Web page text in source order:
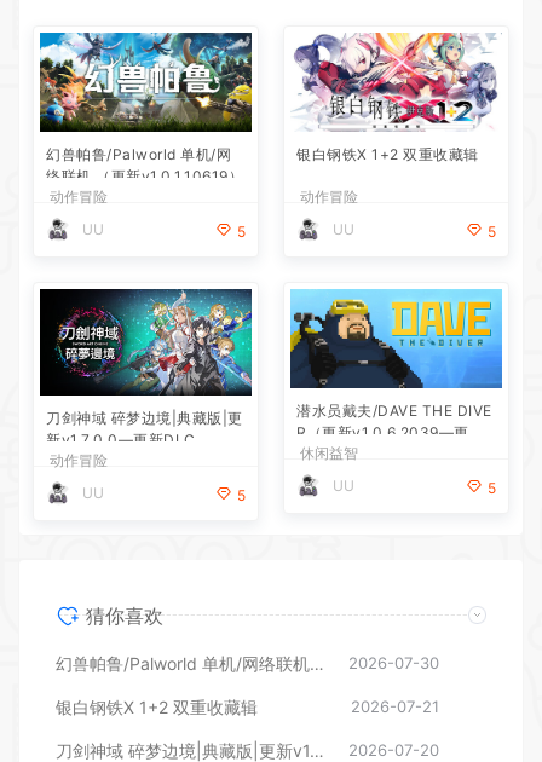
幻兽帕鲁/Palworld 单机/网
络联机 （更新v1.0.1.10619）
动作冒险
UU
5
银白钢铁X 1+2 双重收藏辑
动作冒险
UU
5
刀剑神域 碎梦边境|典藏版|更
新v1.7.0.0—更新DLC
动作冒险
UU
5
潜水员戴夫/DAVE THE DIVE
R（更新v1.0.6.2039—更新D
LC）
休闲益智
UU
5
猜你喜欢
幻兽帕鲁/Palworld 单机/网络联机 （更新v1.0.1.10619） 2026-07-30
银白钢铁X 1+2 双重收藏辑 2026-07-21
刀剑神域 碎梦边境|典藏版|更新v1.7.0.0—更新DLC 2026-07-20